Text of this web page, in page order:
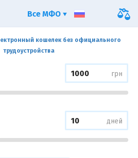
кошелек без официального
трудоустройства
грн
дней
Все МФО